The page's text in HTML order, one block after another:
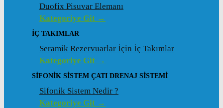
Duofix Pisuvar Elemanı
Kategoriye Git →
İÇ TAKIMLAR
Seramik Rezervuarlar İçin İç Takımlar
Kategoriye Git →
SIFONIK SISTEM ÇATI DRENAJ SISTEMI
Sifonik Sistem Nedir ?
Kategoriye Git →